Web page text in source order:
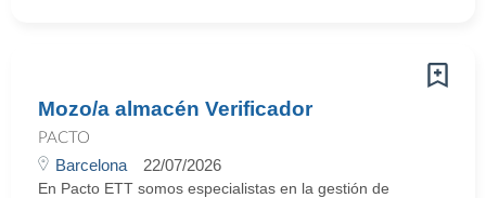
Mozo/a almacén Verificador
PACTO
Barcelona 22/07/2026
En Pacto ETT somos especialistas en la gestión de